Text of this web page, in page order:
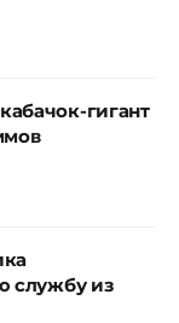
гигант
службу из